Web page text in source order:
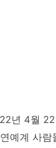
년 4월
예계 사